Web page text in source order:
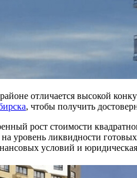
отличается высокой
, чтобы получить
рост стоимости
уровень ликвидности
условий и